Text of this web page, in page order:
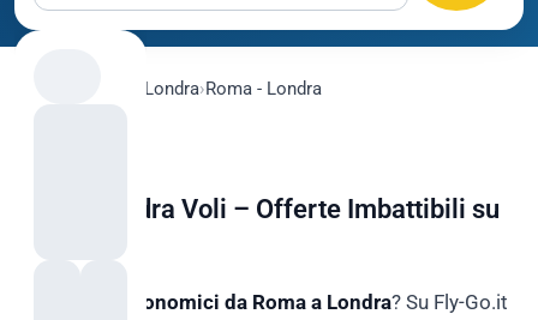
Londra›Roma - Londra
Roma Londra Voli – Offerte Imbattibili su
voli economici da Roma a Londra? Su Fly-Go.it